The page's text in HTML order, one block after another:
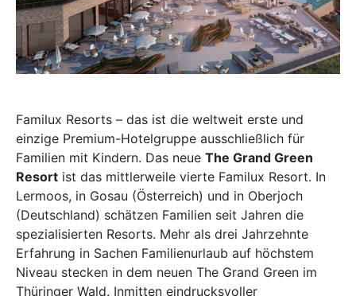
Familux Resorts – das ist die weltweit erste und
einzige Premium-Hotelgruppe ausschließlich für
Familien mit Kindern. Das neue The Grand Green
Resort ist das mittlerweile vierte Familux Resort. In
Lermoos, in Gosau (Österreich) und in Oberjoch
(Deutschland) schätzen Familien seit Jahren die
spezialisierten Resorts. Mehr als drei Jahrzehnte
Erfahrung in Sachen Familienurlaub auf höchstem
Niveau stecken in dem neuen The Grand Green im
Thüringer Wald. Inmitten eindrucksvoller